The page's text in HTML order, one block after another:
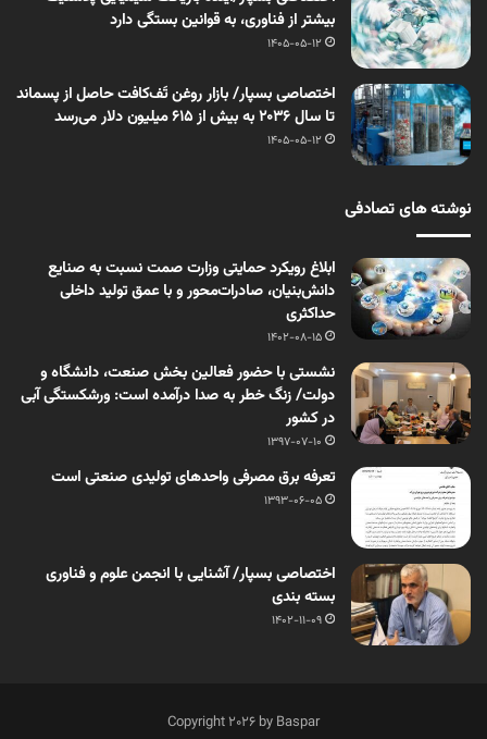
بیشتر از فناوری، به قوانین بستگی دارد
1405-05-12
اختصاصی بسپار/ بازار روغن تَف‌کافت حاصل از پسماند
تا سال ۲۰۳۶ به بیش از ۶۱۵ میلیون دلار می‌رسد
1405-05-12
نوشته های تصادفی
ابلاغ رویکرد حمایتی وزارت صمت نسبت به صنایع
دانش‌بنیان، صادرات‌محور و با عمق تولید داخلی
حداکثری
1402-08-15
نشستی با حضور فعالین بخش صنعت، دانشگاه و
دولت/ زنگ خطر به صدا درآمده است: ورشکستگی آبی
در کشور
1397-07-10
تعرفه برق مصرفی واحدهای تولیدی صنعتی است
1393-06-05
اختصاصی بسپار/ آشنایی با انجمن علوم و فناوری
بسته بندی
1402-11-09
Copyright 2026 by Baspar